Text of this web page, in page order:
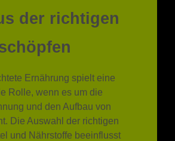
Ernährung spielt eine
und den Aufbau von
Die Auswahl der richtigen
und Nährstoffe beeinflusst
sondern auch
Körpers, Ausdauer zu